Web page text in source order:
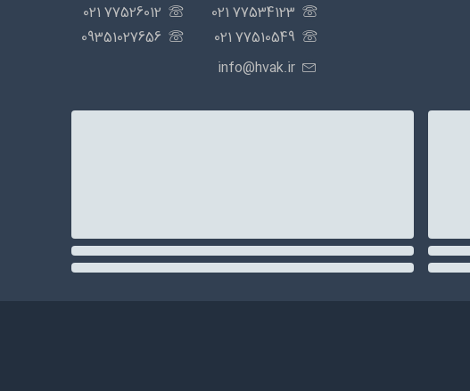
77534123 021
77526012 021
77510549 021
09351027656
info@hvak.ir